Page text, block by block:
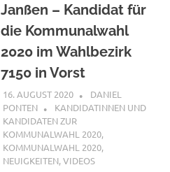
Janßen – Kandidat für
die Kommunalwahl
2020 im Wahlbezirk
7150 in Vorst
16. AUGUST 2020
DANIEL
PONTEN
KANDIDATINNEN UND
KANDIDATEN ZUR
KOMMUNALWAHL 2020,
KOMMUNALWAHL 2020,
NEUIGKEITEN,VIDEOS